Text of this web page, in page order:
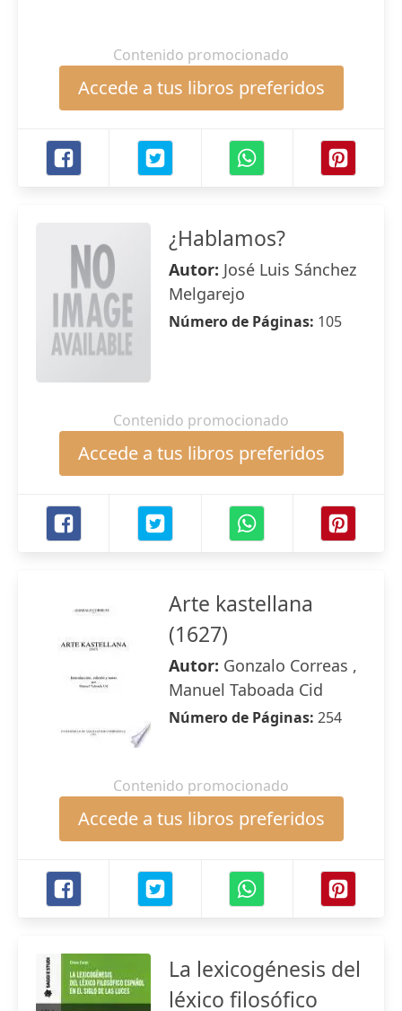
Contenido promocionado
Accede a tus libros preferidos
¿Hablamos?
Autor: José Luis Sánchez
Melgarejo
Número de Páginas: 105
Contenido promocionado
Accede a tus libros preferidos
Arte kastellana
(1627)
Autor: Gonzalo Correas ,
Manuel Taboada Cid
Número de Páginas: 254
Contenido promocionado
Accede a tus libros preferidos
La lexicogénesis del
léxico filosófico